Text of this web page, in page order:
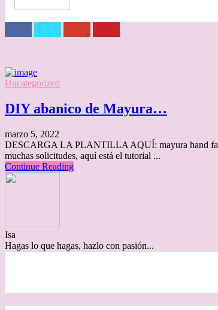
Uncategorized
DIY abanico de Mayura…
marzo 5, 2022
DESCARGA LA PLANTILLA AQUÍ: mayura hand
muchas solicitudes, aquí está el tutorial ...
Continue Reading
Isa
Hagas lo que hagas, hazlo con pasión...